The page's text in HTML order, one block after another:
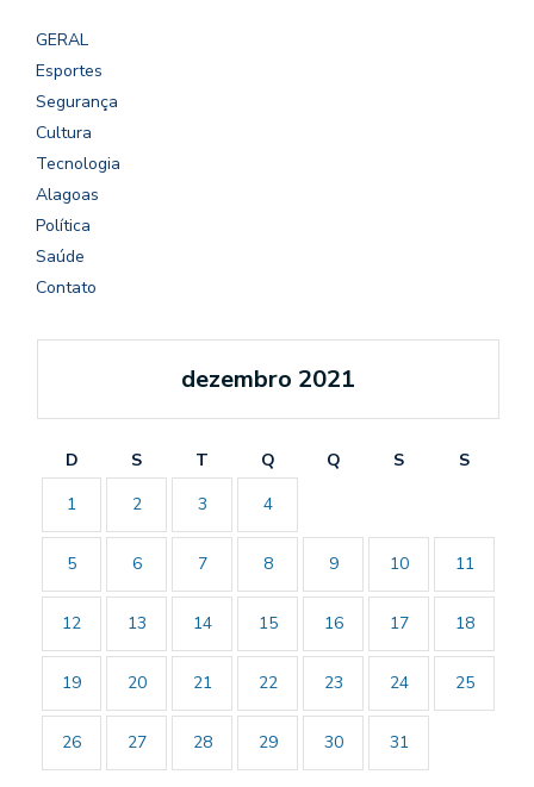
GERAL
Esportes
Segurança
Cultura
Tecnologia
Alagoas
Política
Saúde
Contato
dezembro 2021
D S T Q Q S
S
1
2 3 4
5 6 7 8 9 10 11
12 13 14 15 16 17 18
19 20 21 22 23 24 25
26 27 28 29 30 31